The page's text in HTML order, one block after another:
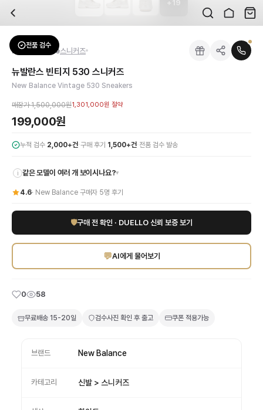
배송은 얼마나 걸리나요?
검수는 어떻게 진행되나요? 검수 사진을 받을 수 있나요?
전문 스태프가 실물 상품을 직접 확인한 후 검수 사진을 제공합니다. 가죽 재질,
교환이나 반품이 가능한가요?
수령 후 7일 이내 신청하시면 상품 하자, 사이즈 불일치, 고객 변심 모두 교환·반
쿠폰과 적립금을 함께 사용할 수 있나요?
네, 쿠폰과 적립금을 결제 시 함께 사용하실 수 있습니다. 적립금은 1,000원 이상
신발은 정사이즈인가요?
대부분 정사이즈로 제작되나 모델에 따라 차이가 있을 수 있습니다. mm 기준 사
브랜드:
성별:여성
색상:화이트
가격:
199,000원
시대를 초월한 매력의 뉴발란스 빈티지 530 스니커즈를 만나보세요. 깔끔한 화이
뉴발란스 빈티지 530 스니커즈
19
전품 검수
New Balance스니커즈
뉴발란스 빈티지 530 스니커즈
New Balance Vintage 530 Sneakers
매장가1,500,000원1,301,000원 절약
199,000원
누적 검수 2,000+건·구매 후기 1,500+건· 전품 검수 발송
i 같은 모델이 여러 개 보이시나요?▾
4.6· New Balance 구매자 5명 후기
🛡구매 전 확인 · DUELLO 신뢰 보증 보기
💬AI에게 물어보기
0 58
무료배송 15-20일 검수사진 확인 후 출고 쿠폰 적용가능
브랜드 New Balance
카테고리 신발 > 스니커즈